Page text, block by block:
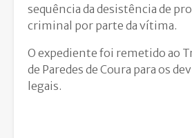
sequência da desistência de
criminal por parte da vítima.
O expediente foi remetido ao
de Paredes de Coura para os
legais.